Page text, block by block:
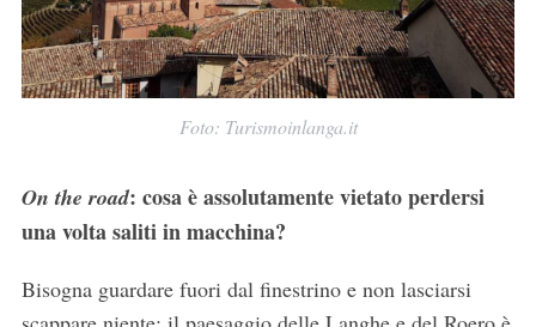
Foto: Turismoinlanga.it
On the road: cosa è assolutamente vietato perdersi
una volta saliti in macchina?
Bisogna guardare fuori dal finestrino e non lasciarsi